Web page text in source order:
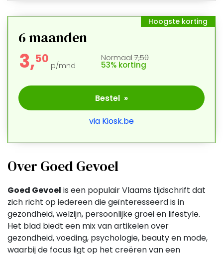
Hoogste korting
6 maanden
3,50 p/mnd
Normaal 7,50
53% korting
Bestel »
via Kiosk.be
Over Goed Gevoel
Goed Gevoel is een populair Vlaams tijdschrift dat
zich richt op iedereen die geïnteresseerd is in
gezondheid, welzijn, persoonlijke groei en lifestyle.
Het blad biedt een mix van artikelen over
gezondheid, voeding, psychologie, beauty en mode,
waarbij de focus ligt op het creëren van een